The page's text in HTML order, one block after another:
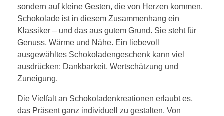
sondern auf kleine Gesten, die von Herzen kommen.
Schokolade ist in diesem Zusammenhang ein
Klassiker – und das aus gutem Grund. Sie steht für
Genuss, Wärme und Nähe. Ein liebevoll
ausgewähltes Schokoladengeschenk kann viel
ausdrücken: Dankbarkeit, Wertschätzung und
Zuneigung.
Die Vielfalt an Schokoladenkreationen erlaubt es,
das Präsent ganz individuell zu gestalten. Von